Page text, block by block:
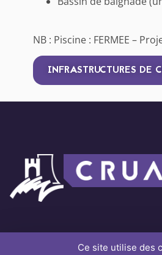
Ce site utilise des
NB : Piscine : FERMEE –
INFRASTRUCTURES DE